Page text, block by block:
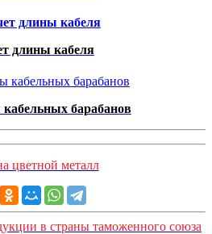
длины кабеля
барабанов
цветной металл
в страны таможенного союза